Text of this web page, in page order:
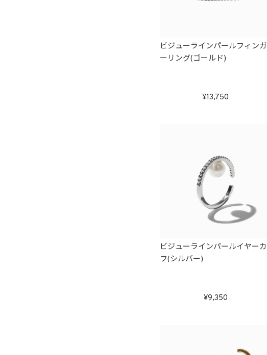
ビジューラインパールフィンガ
ーリング(ゴールド)
13,750
ビジューラインパールイヤーカ
フ(シルバー)
9,350